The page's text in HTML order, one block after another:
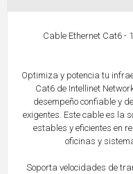
Cable Ethernet Cat6 -
Optimiza y potencia tu
Cat6 de Intellinet
desempeño confiable y
exigentes. Este cable es la
estables y eficientes en
oficinas y
Soporta velocidades de